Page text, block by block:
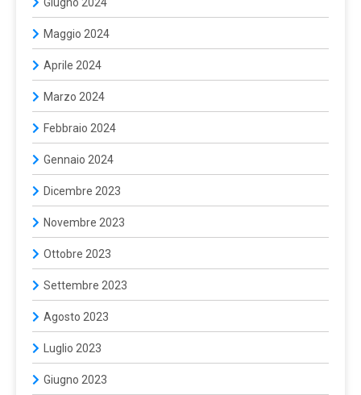
Maggio 2024
Aprile 2024
Marzo 2024
Febbraio 2024
Gennaio 2024
Dicembre 2023
Novembre 2023
Ottobre 2023
Settembre 2023
Agosto 2023
Luglio 2023
Giugno 2023